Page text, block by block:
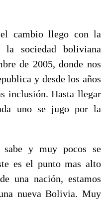
cambio llego con la
la sociedad boliviana
de 2005, donde nos
y desde los años
inclusión. Hasta llegar
uno se jugo por la
y muy pocos se
es el punto mas alto
una nación, estamos
nueva Bolivia. Muy